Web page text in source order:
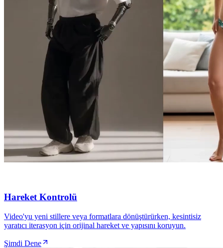
Hareket Kontrolü
Video'yu yeni stillere veya formatlara dönüştürürken, kesintisiz
yaratıcı iterasyon için orijinal hareket ve yapısını koruyun.
Şimdi Dene